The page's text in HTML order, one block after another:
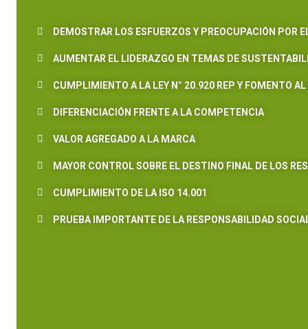
DEMOSTRAR LOS ESFUERZOS Y PREOCUPACIÓN POR
AUMENTAR EL LIDERAZGO EN TEMAS DE
CUMPLIMIENTO A LA LEY N° 20.920 REP Y FOMENTO
DIFERENCIACIÓN FRENTE A LA COMPETENCIA
VALOR AGREGADO A LA MARCA
MAYOR CONTROL SOBRE EL DESTINO FINAL DE LOS
CUMPLIMIENTO DE LA ISO 14.001
PRUEBA IMPORTANTE DE LA RESPONSABILIDAD